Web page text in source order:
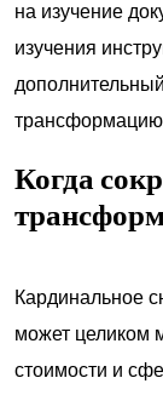
на изучение
изучения
Когда
Кардинальное
может целиком
стоимости и